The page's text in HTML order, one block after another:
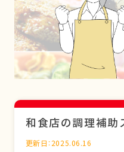
和食店の調理補助
更新日：2025.06.16